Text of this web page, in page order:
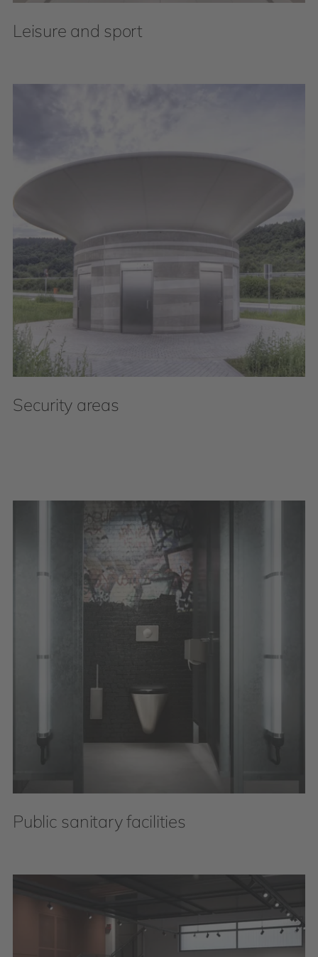
Leisure and sport
Security areas
Public sanitary facilities